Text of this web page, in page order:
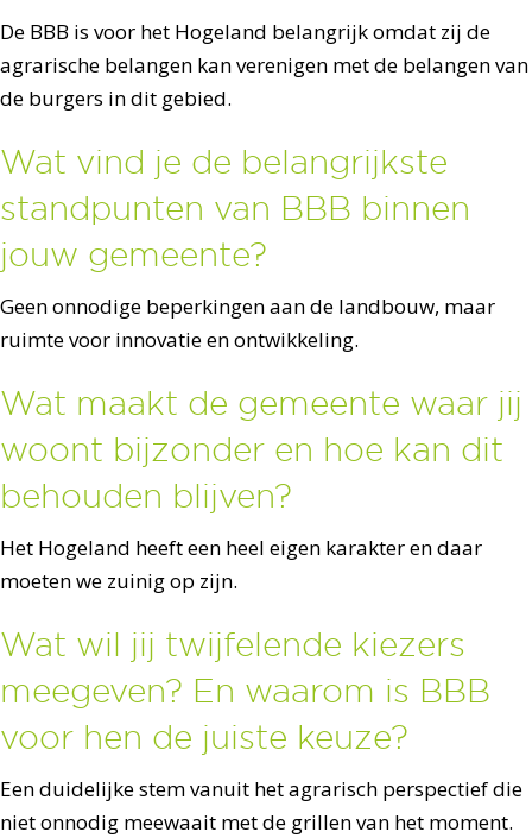
De BBB is voor het Hogeland belangrijk omdat zij de
agrarische belangen kan verenigen met de belangen van
de burgers in dit gebied.
Wat vind je de belangrijkste
standpunten van BBB binnen
jouw gemeente?
Geen onnodige beperkingen aan de landbouw, maar
ruimte voor innovatie en ontwikkeling.
Wat maakt de gemeente waar jij
woont bijzonder en hoe kan dit
behouden blijven?
Het Hogeland heeft een heel eigen karakter en daar
moeten we zuinig op zijn.
Wat wil jij twijfelende kiezers
meegeven? En waarom is BBB
voor hen de juiste keuze?
Een duidelijke stem vanuit het agrarisch perspectief die
niet onnodig meewaait met de grillen van het moment.